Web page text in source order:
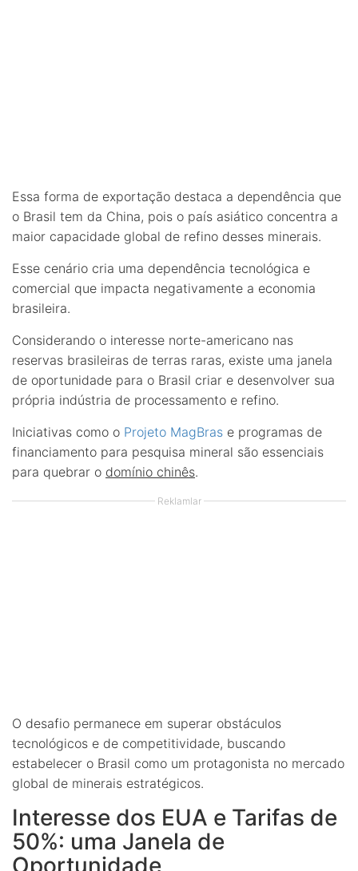
Essa forma de exportação destaca a dependência que
o Brasil tem da China, pois o país asiático concentra a
maior capacidade global de refino desses minerais.
Esse cenário cria uma dependência tecnológica e
comercial que impacta negativamente a economia
brasileira.
Considerando o interesse norte-americano nas
reservas brasileiras de terras raras, existe uma janela
de oportunidade para o Brasil criar e desenvolver sua
própria indústria de processamento e refino.
Iniciativas como o Projeto MagBras e programas de
financiamento para pesquisa mineral são essenciais
para quebrar o domínio chinês.
Reklamlar
O desafio permanece em superar obstáculos
tecnológicos e de competitividade, buscando
estabelecer o Brasil como um protagonista no mercado
global de minerais estratégicos.
Interesse dos EUA e Tarifas de
50%: uma Janela de
Oportunidade